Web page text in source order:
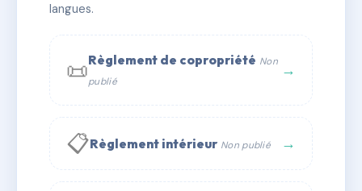
📞 Contacter Syndic Digital
langues.
📜Règlement de copropriété Non
publié
→
📋Règlement intérieur Non publié →